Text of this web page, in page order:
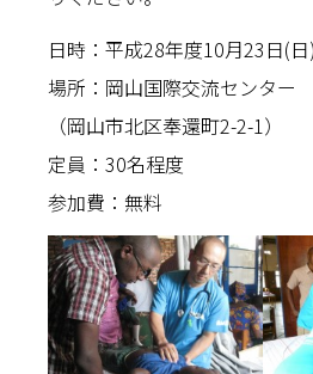
日時：平成28年度10月23日(
場所：岡山国際交流センタ
（岡山市北区奉還町2-2-1）
定員：30名程度
参加費：無料